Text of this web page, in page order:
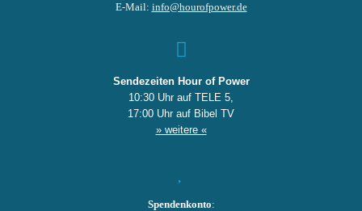
E-Mail: info@hourofpower.de
Sendezeiten Hour of Power
10:30 Uhr auf TELE 5,
17:00 Uhr auf Bibel TV
» weitere «
Spendenkonto: